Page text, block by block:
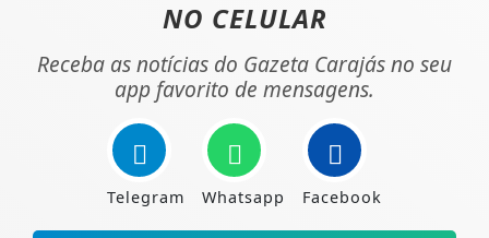
NO CELULAR
Receba as notícias do Gazeta Carajás no seu
app favorito de mensagens.
Telegram Whatsapp Facebook